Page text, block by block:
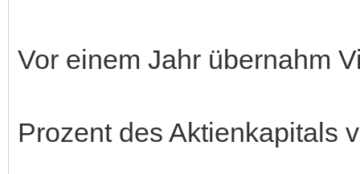
Vor einem Jahr übernahm
Prozent des Aktienkapitals